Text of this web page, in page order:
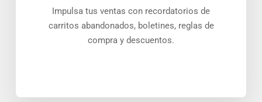
Impulsa tus ventas con recordatorios de
carritos abandonados, boletines, reglas de
compra y descuentos.